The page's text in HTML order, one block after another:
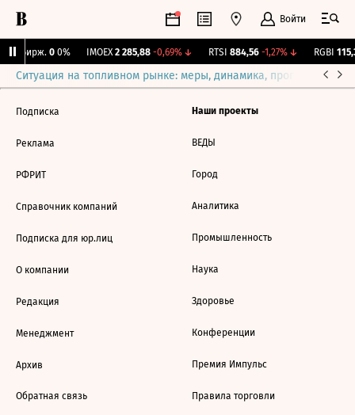
Войти
Бирж. 0 0% IMOEX 2 285,88 -0,69%↓ RTSI 884,56 -1,27%↓ RGBI
Ситуация на топливном рынке: меры, динамика, прогнозы
Подписка
Реклама
РФРИТ
Справочник компаний
Подписка для юр.лиц
О компании
Редакция
Менеджмент
Архив
Обратная связь
Наши проекты
ВЕДЫ
Город
Аналитика
Промышленность
Наука
Здоровье
Конференции
Премия Импульс
Правила торговли